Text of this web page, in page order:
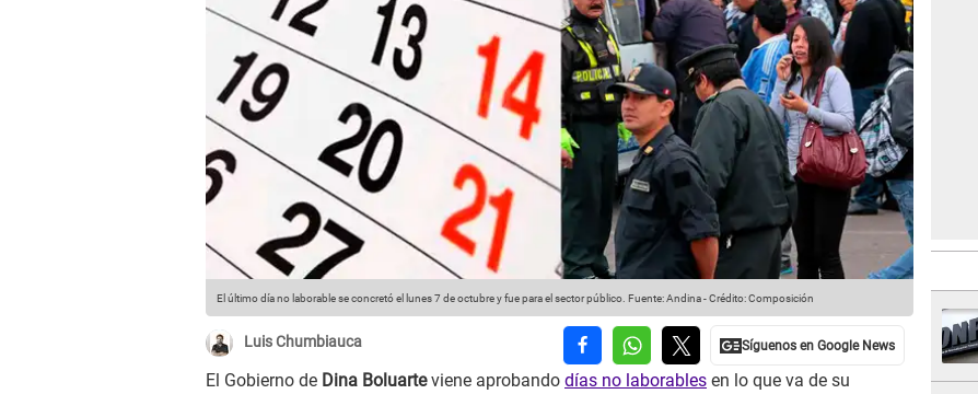
El último día no laborable se concretó el lunes 7 de octubre y fue para el sector público. Fuente: Andina-Crédito: Composición
Luis Chumbiauca
El Gobierno de Dina Boluarteviene aprobando días no laborables en lo que va de su